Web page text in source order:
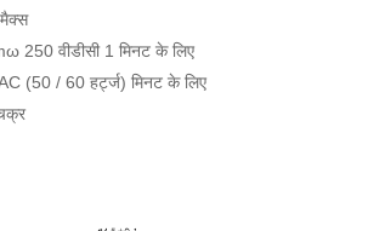
250 वीडीसी 1 मिनट के लिए
(50 / 60 हर्ट्ज) मिनट के लिए